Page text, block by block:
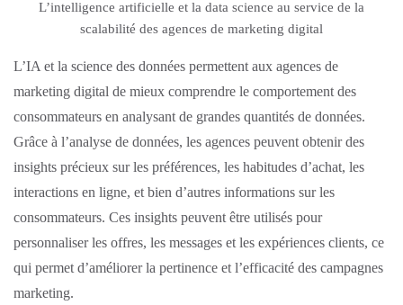
L’intelligence artificielle et la data science au service de la
scalabilité des agences de marketing digital
L’IA et la science des données permettent aux agences de
marketing digital de mieux comprendre le comportement des
consommateurs en analysant de grandes quantités de données.
Grâce à l’analyse de données, les agences peuvent obtenir des
insights précieux sur les préférences, les habitudes d’achat, les
interactions en ligne, et bien d’autres informations sur les
consommateurs. Ces insights peuvent être utilisés pour
personnaliser les offres, les messages et les expériences clients, ce
qui permet d’améliorer la pertinence et l’efficacité des campagnes
marketing.